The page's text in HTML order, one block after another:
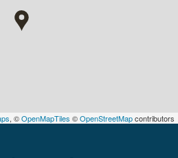
, ©OpenMapTiles ©OpenStreetMapcontributors